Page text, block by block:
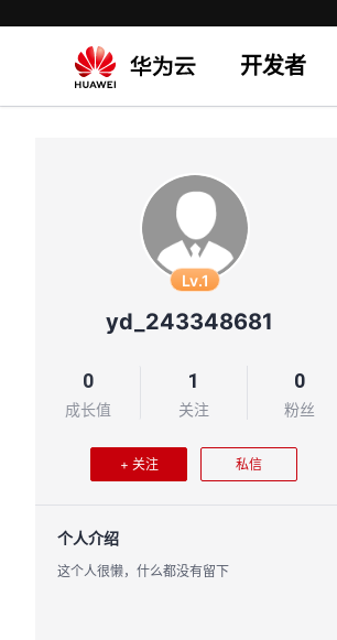
开发者
Lv.1
yd_243348681
0
成长值
1
关注
0
粉丝
+ 关注 私信
个人介绍
这个人很懒，什么都没有留下